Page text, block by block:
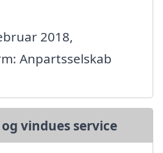
2018,
Anpartsselskab
vindues service